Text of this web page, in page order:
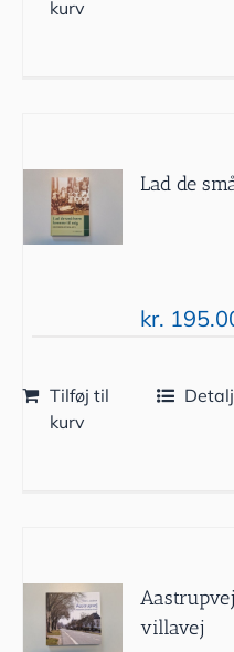
kurv
Lad de
kr.
Tilføj til
kurv
villavej